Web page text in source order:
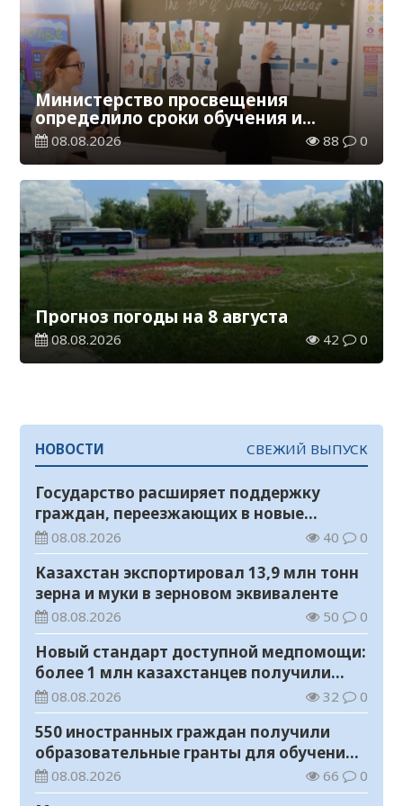
Министерство просвещения
определило сроки обучения и
каникул на 2026-2027 учебный год
08.08.2026 88 0
Прогноз погоды на 8 августа
08.08.2026 42 0
НОВОСТИ СВЕЖИЙ ВЫПУСК
Государство расширяет поддержку
граждан, переезжающих в новые
регионы для работы
08.08.2026 40 0
Казахстан экспортировал 13,9 млн тонн
зерна и муки в зерновом эквиваленте
08.08.2026 50 0
Новый стандарт доступной медпомощи:
более 1 млн казахстанцев получили
телемедицинские услуги
08.08.2026 32 0
550 иностранных граждан получили
образовательные гранты для обучения в
Казахстане
08.08.2026 66 0